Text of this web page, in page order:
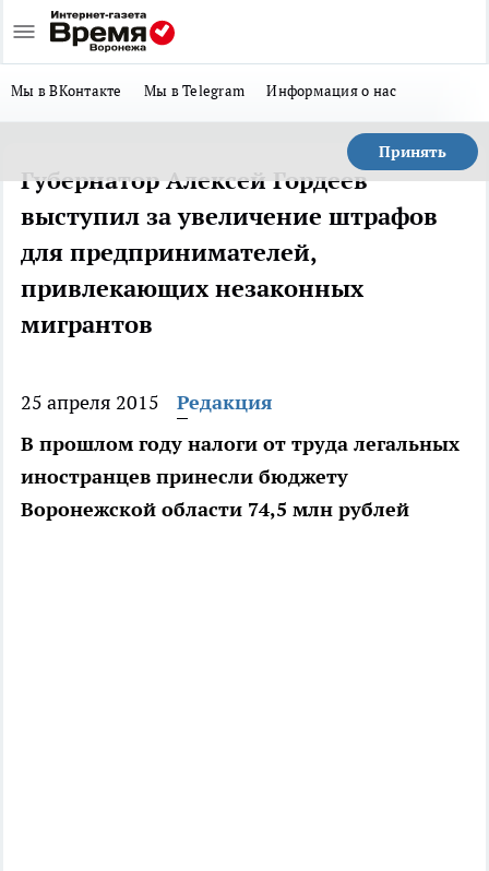
Мы в ВКонтакте Мы в Telegram Информация о нас
Принять
Губернатор Алексей Гордеев
выступил за увеличение штрафов
для предпринимателей,
привлекающих незаконных
мигрантов
25 апреля 2015
Редакция
В прошлом году налоги от труда легальных
иностранцев принесли бюджету
Воронежской области 74,5 млн рублей